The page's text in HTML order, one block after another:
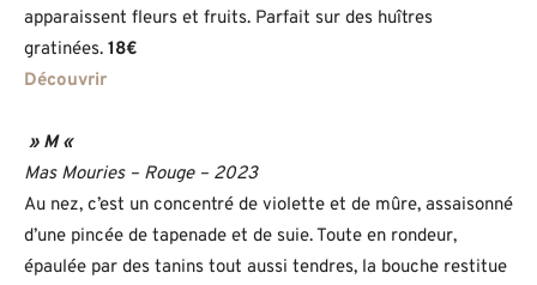
apparaissent fleurs et fruits. Parfait sur des huîtres
gratinées. 18€
Découvrir
» M «
Mas Mouries – Rouge – 2023
Au nez, c’est un concentré de violette et de mûre, assaisonné
d’une pincée de tapenade et de suie. Toute en rondeur,
épaulée par des tanins tout aussi tendres, la bouche restitue